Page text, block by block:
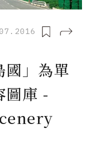
國」為單
圖庫 -